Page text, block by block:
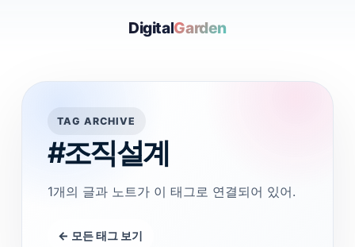
DigitalGarden
TAG ARCHIVE
#조직설계
1개의 글과 노트가 이 태그로 연결되어 있어.
← 모든 태그 보기